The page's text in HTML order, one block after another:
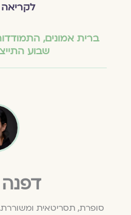
ברית אמונים,
שבוע